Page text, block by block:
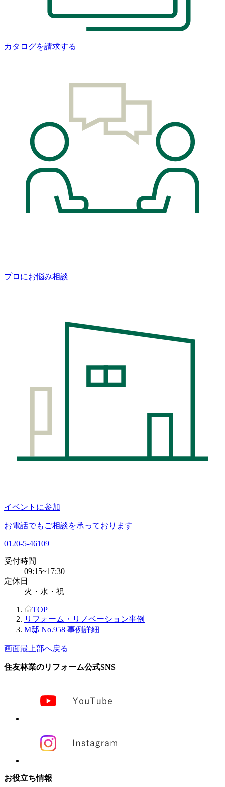
カタログを請求する
プロにお悩み相談
イベントに参加
お電話でもご相談を承っております
0120-5-46109
受付時間
09:15~17:30
定休日
火・水・祝
TOP
リフォーム・リノベーション事例
M邸 No.958 事例詳細
画面最上部へ戻る
住友林業のリフォーム公式SNS
お役立ち情報